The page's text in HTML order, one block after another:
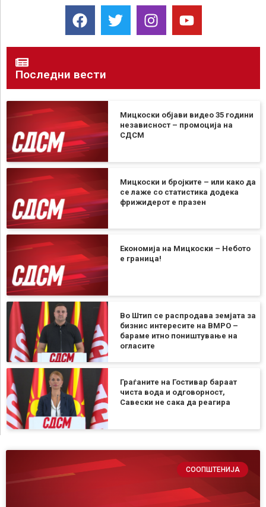
Последни вести
Мицкоски објави видео 35 години
независност – промоција на
СДСМ
Мицкоски и бројките – или како да
се лаже со статистика додека
фрижидерот е празен
Економија на Мицкоски – Небото
е граница!
Во Штип се распродава земјата за
бизнис интересите на ВМРО –
бараме итно поништување на
огласите
Граѓаните на Гостивар бараат
чиста вода и одговорност,
Савески не сака да реагира
СООПШТЕНИЈА